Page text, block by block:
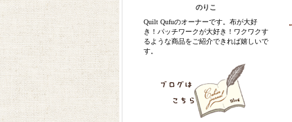
のりこ
Quilt Qufuのオーナーです。布が大好
き！パッチワークが大好き！ワクワクす
るような商品をご紹介できれば嬉しいで
す。